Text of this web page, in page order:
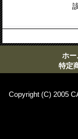
ホー
特定
Copyright (C) 2005